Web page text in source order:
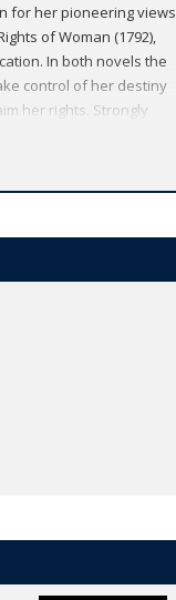
for her pioneering views
of Woman (1792),
In both novels the
control of her destiny
her rights. Strongly
from around the globe.